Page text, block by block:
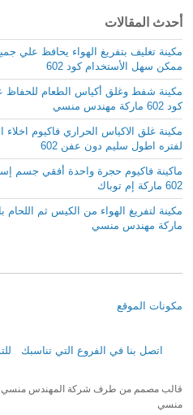
أحدث المقالات
مكينة تغليف بتفريغ الهواء يحافظ علي
ممكن سهل الأستخدام كود 602
مكينة شفط وغلق أكياس الطعام للحفاظ
كود 602 ماركة مهندس منسي
مكينة غلق الاكياس الحراري فاكيوم اخلاء
لفتره اطول سليم دون عفن 602
ماكينة فاكيوم حجرة واحدة أفقي جسم
602 ماركة إم توباك
ماركة مهندس منسي
مكونات الموقع
اتصل بنا في الفروع التي تناسبك
قالب مصمم من طرف شركة المهندس منسي
منسي